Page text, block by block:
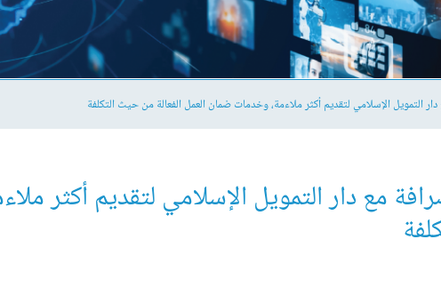
التمويل الإسلامي لتقديم أكثر ملاءمة، وخدمات ضمان العمل الفعالة من حيث التكلفة
مع دار التمويل الإسلامي لتقديم أكثر